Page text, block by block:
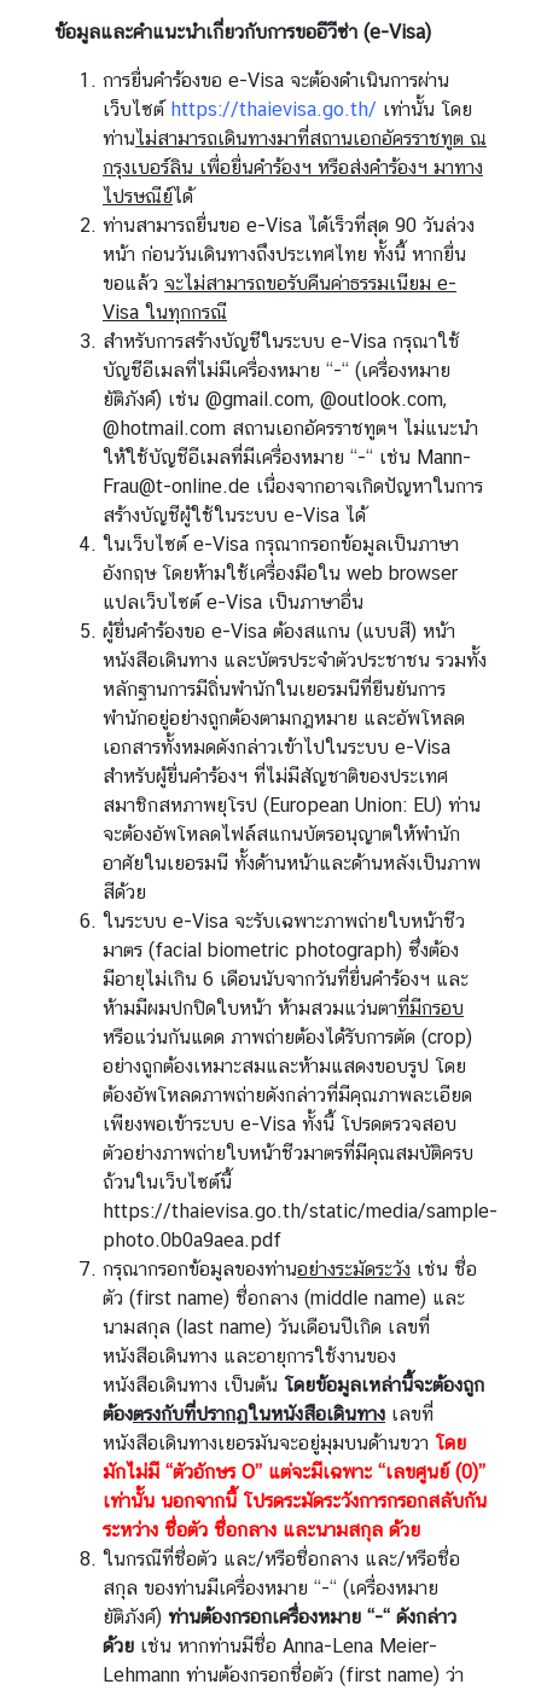
ข้อมูลและคำแนะนำเกี่ยวกับการขออีวีซ่า (e-Visa)
การยื่นคำร้องขอ e-Visa จะต้องดำเนินการผ่าน
เว็บไซต์ https://thaievisa.go.th/ เท่านั้น โดย
ท่านไม่สามารถเดินทางมาที่สถานเอกอัครราชทูต ณ
กรุงเบอร์ลิน เพื่อยื่นคำร้องฯ หรือส่งคำร้องฯ มาทาง
ไปรษณีย์ได้
ท่านสามารถยื่นขอ e-Visa ได้เร็วที่สุด 90 วันล่วง
หน้า ก่อนวันเดินทางถึงประเทศไทย ทั้งนี้ หากยื่น
ขอแล้ว จะไม่สามารถขอรับคืนค่าธรรมเนียม e-
Visa ในทุกกรณี
สำหรับการสร้างบัญชีในระบบ e-Visa กรุณาใช้
บัญชีอีเมลที่ไม่มีเครื่องหมาย “-“ (เครื่องหมาย
ยัติภังค์) เช่น @gmail.com, @outlook.com,
@hotmail.com สถานเอกอัครราชทูตฯ ไม่แนะนำ
ให้ใช้บัญชีอีเมลที่มีเครื่องหมาย “-“ เช่น Mann-
Frau@t-online.de เนื่องจากอาจเกิดปัญหาในการ
สร้างบัญชีผู้ใช้ในระบบ e-Visa ได้
ในเว็บไซต์ e-Visa กรุณากรอกข้อมูลเป็นภาษา
อังกฤษ โดยห้ามใช้เครื่องมือใน web browser
แปลเว็บไซต์ e-Visa เป็นภาษาอื่น
ผู้ยื่นคำร้องขอ e-Visa ต้องสแกน (แบบสี) หน้า
หนังสือเดินทาง และบัตรประจำตัวประชาชน รวมทั้ง
หลักฐานการมีถิ่นพำนักในเยอรมนีที่ยืนยันการ
พำนักอยู่อย่างถูกต้องตามกฎหมาย และอัพโหลด
เอกสารทั้งหมดดังกล่าวเข้าไปในระบบ e-Visa
สำหรับผู้ยื่นคำร้องฯ ที่ไม่มีสัญชาติของประเทศ
สมาชิกสหภาพยุโรป (European Union: EU) ท่าน
จะต้องอัพโหลดไฟล์สแกนบัตรอนุญาตให้พำนัก
อาศัยในเยอรมนี ทั้งด้านหน้าและด้านหลังเป็นภาพ
สีด้วย
ในระบบ e-Visa จะรับเฉพาะภาพถ่ายใบหน้าชีว
มาตร (facial biometric photograph) ซึ่งต้อง
มีอายุไม่เกิน 6 เดือนนับจากวันที่ยื่นคำร้องฯ และ
ห้ามมีผมปกปิดใบหน้า ห้ามสวมแว่นตาที่มีกรอบ
หรือแว่นกันแดด ภาพถ่ายต้องได้รับการตัด (crop)
อย่างถูกต้องเหมาะสมและห้ามแสดงขอบรูป โดย
ต้องอัพโหลดภาพถ่ายดังกล่าวที่มีคุณภาพละเอียด
เพียงพอเข้าระบบ e-Visa ทั้งนี้ โปรดตรวจสอบ
ตัวอย่างภาพถ่ายใบหน้าชีวมาตรที่มีคุณสมบัติครบ
ถ้วนในเว็บไซต์นี้
https://thaievisa.go.th/static/media/sample-
photo.0b0a9aea.pdf
กรุณากรอกข้อมูลของท่านอย่างระมัดระวัง เช่น ชื่อ
ตัว (first name) ชื่อกลาง (middle name) และ
นามสกุล (last name) วันเดือนปีเกิด เลขที่
หนังสือเดินทาง และอายุการใช้งานของ
หนังสือเดินทาง เป็นต้น โดยข้อมูลเหล่านี้จะต้องถูก
ต้องตรงกับที่ปรากฏในหนังสือเดินทาง เลขที่
หนังสือเดินทางเยอรมันจะอยู่มุมบนด้านขวา โดย
มักไม่มี “ตัวอักษร O” แต่จะมีเฉพาะ “เลขศูนย์ (0)”
เท่านั้น นอกจากนี้ โปรดระมัดระวังการกรอกสลับกัน
ระหว่าง ชื่อตัว ชื่อกลาง และนามสกุล ด้วย
ในกรณีที่ชื่อตัว และ/หรือชื่อกลาง และ/หรือชื่อ
สกุล ของท่านมีเครื่องหมาย “-“ (เครื่องหมาย
ยัติภังค์) ท่านต้องกรอกเครื่องหมาย “-“ ดังกล่าว
ด้วย เช่น หากท่านมีชื่อ Anna-Lena Meier-
Lehmann ท่านต้องกรอกชื่อตัว (first name) ว่า